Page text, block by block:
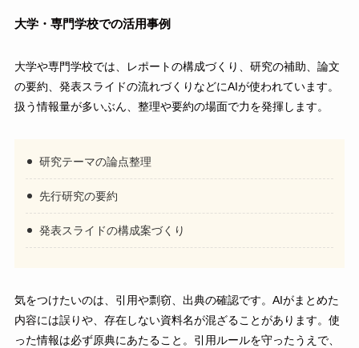
大学・専門学校での活用事例
大学や専門学校では、レポートの構成づくり、研究の補助、論文
の要約、発表スライドの流れづくりなどにAIが使われています。
扱う情報量が多いぶん、整理や要約の場面で力を発揮します。
研究テーマの論点整理
先行研究の要約
発表スライドの構成案づくり
気をつけたいのは、引用や剽窃、出典の確認です。AIがまとめた
内容には誤りや、存在しない資料名が混ざることがあります。使
った情報は必ず原典にあたること。引用ルールを守ったうえで、